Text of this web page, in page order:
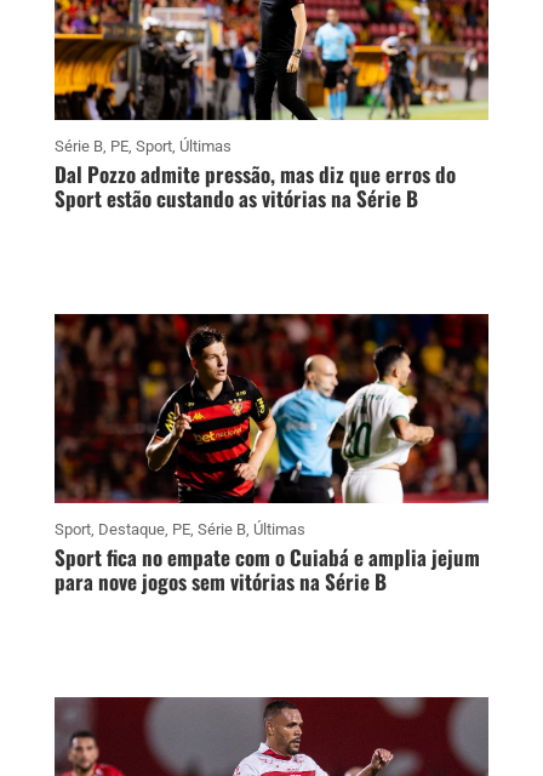
Série B, PE, Sport, Últimas
Dal Pozzo admite pressão, mas diz que erros do
Sport estão custando as vitórias na Série B
Sport, Destaque, PE, Série B, Últimas
Sport fica no empate com o Cuiabá e amplia jejum
para nove jogos sem vitórias na Série B